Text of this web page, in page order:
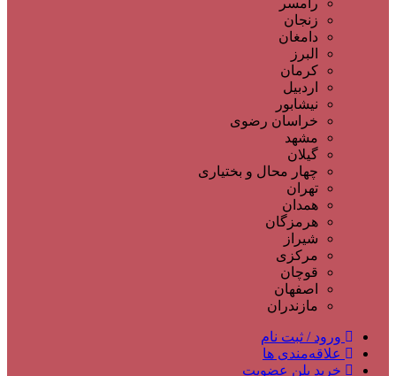
زنجان
دامغان
البرز
کرمان
اردبیل
نیشابور
خراسان رضوی
مشهد
گیلان
چهار محال و بختیاری
تهران
همدان
هرمزگان
شیراز
مرکزی
قوچان
اصفهان
مازندران
ورود / ثبت نام
علاقه‌مندی ها
خرید پلن عضویت